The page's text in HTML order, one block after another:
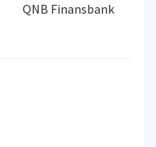
QNB Finansbank